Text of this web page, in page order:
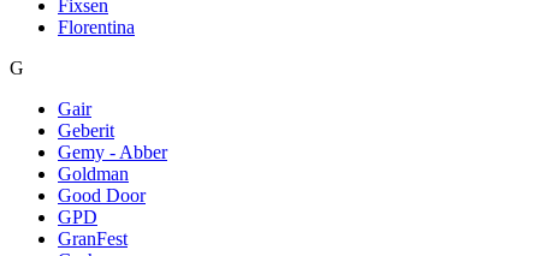
Fixsen
Florentina
G
Gair
Geberit
Gemy - Abber
Goldman
Good Door
GPD
GranFest